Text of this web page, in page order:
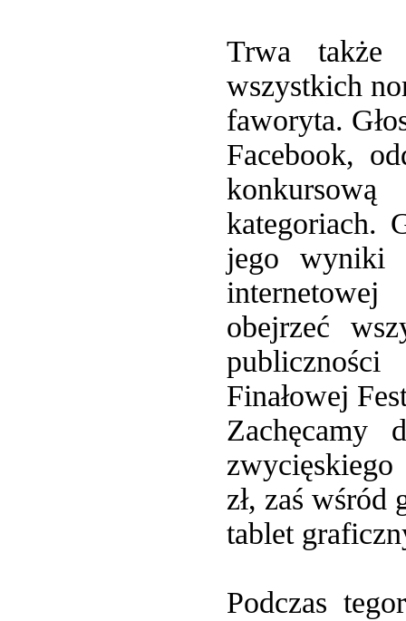
Trwa także
wszystkich
faworyta.
Facebook,
kategoriach.
jego wyniki
obejrzeć
Finałowej
Zachęcamy
zł, zaś wśród
tablet
Podczas